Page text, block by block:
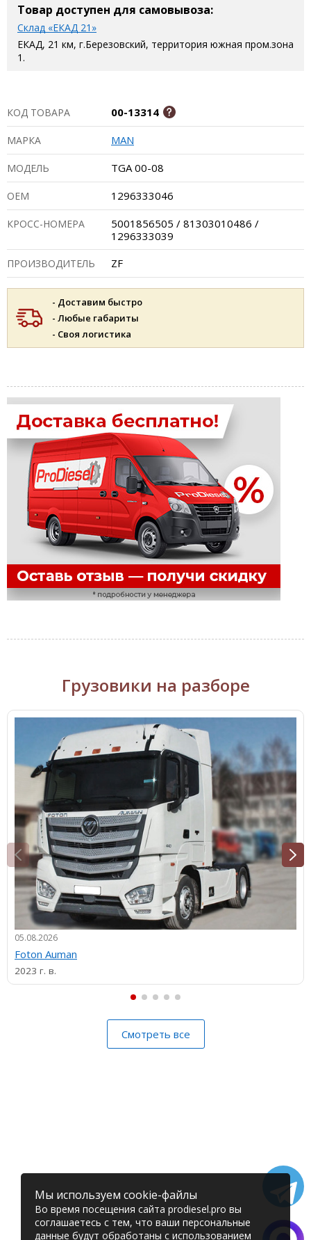
Товар доступен для самовывоза:
Склад «ЕКАД 21»
ЕКАД, 21 км, г.Березовский, территория южная пром.зона
1.
КОД ТОВАРА 00-13314
МАРКА MAN
МОДЕЛЬ TGA 00-08
ОЕМ 1296333046
КРОСС-НОМЕРА
5001856505 / 81303010486 /
1296333039
ПРОИЗВОДИТЕЛЬ ZF
- Доставим быстро
- Любые габариты
- Своя логистика
Грузовики на разборе
05.08.2026
Foton Auman
2023 г. в.
Смотреть все
Мы используем cookie-файлы
Во время посещения сайта prodiesel.pro вы
соглашаетесь с тем, что ваши персональные
данные будут обработаны с использованием